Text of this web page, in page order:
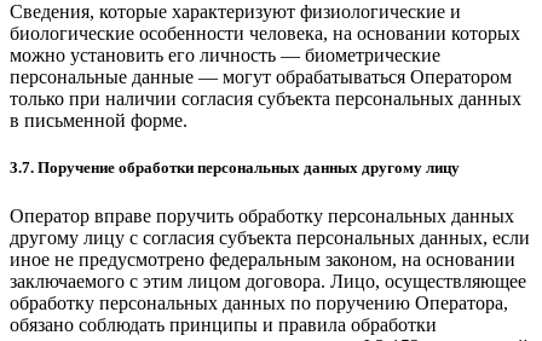
Сведения, которые характеризуют физиологические и
биологические особенности человека, на основании которых
можно установить его личность — биометрические
персональные данные — могут обрабатываться Оператором
только при наличии согласия субъекта персональных данных
в письменной форме.
3.7. Поручение обработки персональных данных другому лицу
Оператор вправе поручить обработку персональных данных
другому лицу с согласия субъекта персональных данных, если
иное не предусмотрено федеральным законом, на основании
заключаемого с этим лицом договора. Лицо, осуществляющее
обработку персональных данных по поручению Оператора,
обязано соблюдать принципы и правила обработки